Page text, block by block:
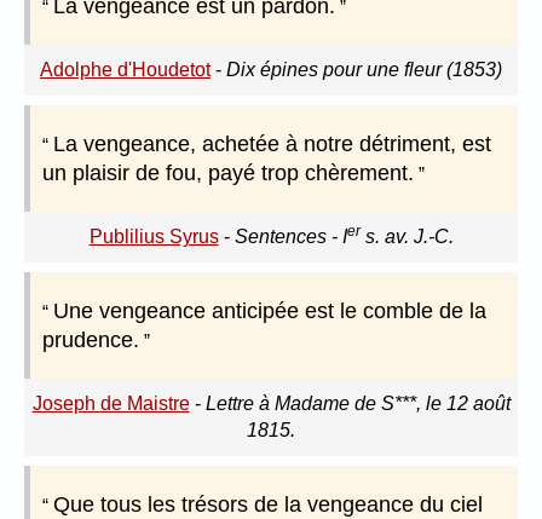
La vengeance est un pardon.
Adolphe d'Houdetot- Dix épines pour une fleur (1853)
La vengeance, achetée à notre détriment, est
un plaisir de fou, payé trop chèrement.
Publilius Syrus- Sentences - Ier s. av. J.-C.
Une vengeance anticipée est le comble de la
prudence.
Joseph de Maistre- Lettre à Madame de S***, le 12 août
1815.
Que tous les trésors de la vengeance du ciel